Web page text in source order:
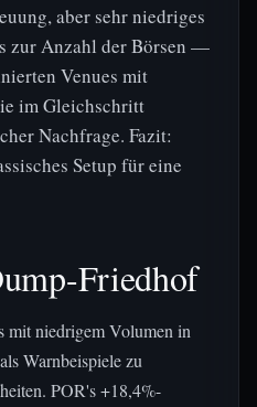
aber sehr niedriges
zur Anzahl der Börsen —
Venues mit
im Gleichschritt
Nachfrage. Fazit:
Setup für eine
Friedhof
mit niedrigem Volumen in
Warnbeispiele zu
POR's +18,4%-